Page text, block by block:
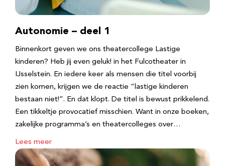
Autonomie – deel 1
Binnenkort geven we ons theatercollege Lastige
kinderen? Heb jij even geluk! in het Fulcotheater in
IJsselstein. En iedere keer als mensen die titel voorbij
zien komen, krijgen we de reactie “lastige kinderen
bestaan niet!”. En dat klopt. De titel is bewust prikkelend.
Een tikkeltje provocatief misschien. Want in onze boeken,
zakelijke programma’s en theatercolleges over…
Lees meer